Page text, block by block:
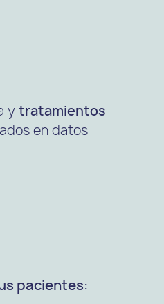
ytratamientos
en datos
pacientes: